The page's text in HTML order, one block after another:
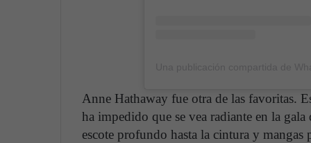
Anne Hathaway fue otra de las favoritas.
ha impedido que se vea radiante en la
escote profundo hasta la cintura y